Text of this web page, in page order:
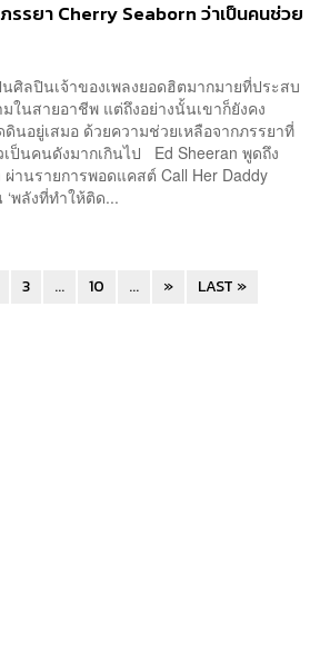
รรยา Cherry Seaborn ว่าเป็นคนช่วย
นศิลปินเจ้าของเพลงยอดฮิตมากมายที่ประสบ
ในสายอาชีพ แต่ถึงอย่างนั้นเขาก็ยังคง
ดินอยู่เสมอ ด้วยความช่วยเหลือจากภรรยาที่
ป็นคนดังมากเกินไป Ed Sheeran พูดถึง
ผ่านรายการพอดแคสต์ Call Her Daddy
พลังที่ทำให้ติด...
3 ... 10 ... » LAST »